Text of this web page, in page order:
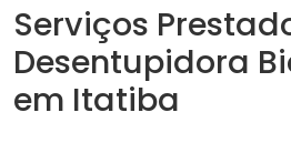
Serviços
Desentupidora
em Itatiba